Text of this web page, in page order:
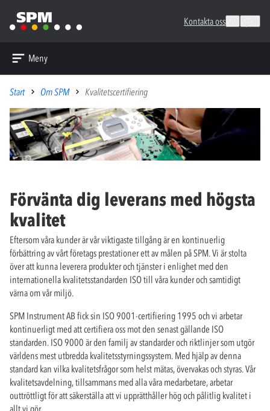
Kontakta oss
Meny
Start Om SPM Kvalitetscertifiering
Förvänta dig leverans med högsta
kvalitet
Eftersom våra kunder är vår viktigaste tillgång är en kontinuerlig
förbättring av vårt företags prestationer ett av målen på SPM. Vi är stolta
över att kunna leverera produkter och tjänster i enlighet med den
internationella kvalitetsstandarden ISO till våra kunder och samtidigt
värna om vår miljö.
SPM Instrument AB fick sin ISO 9001-certifiering 1995 och vi arbetar
kontinuerligt med att certifiera oss mot den senast gällande ISO
standarden. ISO 9000 är den familj av standarder och riktlinjer som utgör
världens mest utbredda kvalitetsstyrningssystem. Med hjälp av denna
standard kan vilka kvalitetsfrågor som helst mätas, övervakas och styras. Vår
kvalitetsavdelning, tillsammans med alla våra medarbetare, arbetar
outtröttligt för att säkerställa att vi upprätthåller hög och pålitlig kvalitet i